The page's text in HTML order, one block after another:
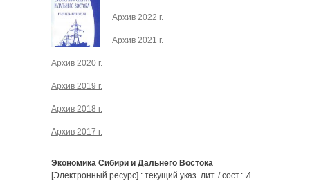
Архив 2022 г.
Архив 2021 г.
Архив 2020 г.
Архив 2019 г.
Архив 2018 г.
Архив 2017 г.
Экономика Сибири и Дальнего Востока
[Электронный ресурс] : текущий указ. лит. / сост.: И.